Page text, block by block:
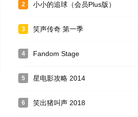
2 小小的追球（会员Plus版）
3 笑声传奇 第一季
4 Fandom Stage
5 星电影攻略 2014
6 笑出猪叫声 2018